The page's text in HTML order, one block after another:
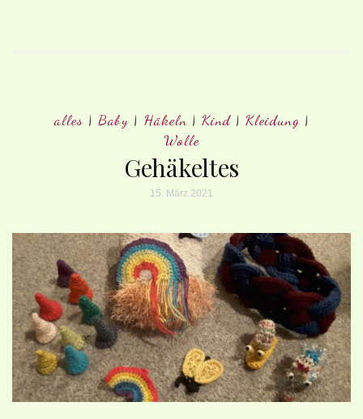
alles| Baby| Häkeln| Kind| Kleidung|
Wolle
Gehäkeltes
15. März 2021